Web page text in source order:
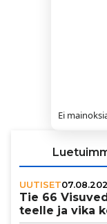
Ei
UUTISET
Tie 66
teelle ja vika